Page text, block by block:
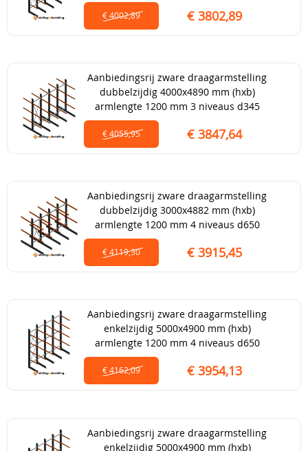
€ 4002,89 € 3802,89
Aanbiedingsrij zware draagarmstelling
dubbelzijdig 4000x4890 mm (hxb)
armlengte 1200 mm 3 niveaus d345
€ 4055,95 € 3847,64
Aanbiedingsrij zware draagarmstelling
dubbelzijdig 3000x4882 mm (hxb)
armlengte 1200 mm 4 niveaus d650
€ 4119,30 € 3915,45
Aanbiedingsrij zware draagarmstelling
enkelzijdig 5000x4900 mm (hxb)
armlengte 1200 mm 4 niveaus d650
€ 4162,09 € 3954,13
Aanbiedingsrij zware draagarmstelling
enkelzijdig 5000x4900 mm (hxb)